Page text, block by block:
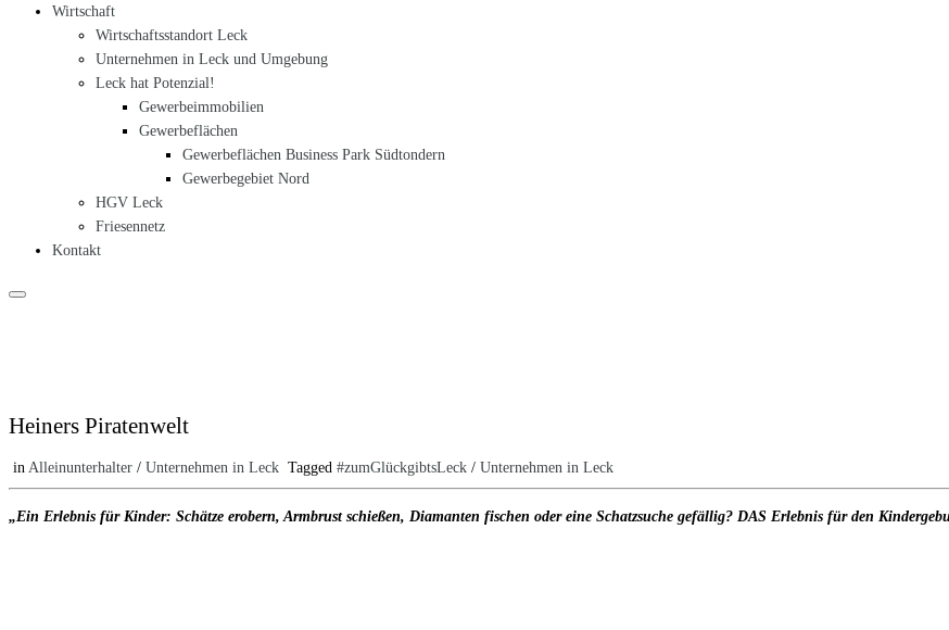
Wirtschaft
Wirtschaftsstandort Leck
Unternehmen in Leck und Umgebung
Leck hat Potenzial!
Gewerbeimmobilien
Gewerbeflächen
Gewerbeflächen Business Park Südtondern
Gewerbegebiet Nord
HGV Leck
Friesennetz
Kontakt
Heiners Piratenwelt
in Alleinunterhalter / Unternehmen in Leck Tagged #zumGlückgibtsLeck / Unternehmen in Leck
„Ein Erlebnis für Kinder: Schätze erobern, Armbrust schießen, Diamanten fischen oder eine Schatzsuche gefällig? DAS Erlebnis für den